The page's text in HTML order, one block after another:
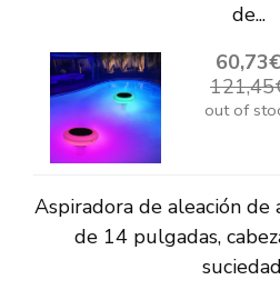
de...
60,73€
out of
Aspiradora de aleación de
de 14 pulgadas,